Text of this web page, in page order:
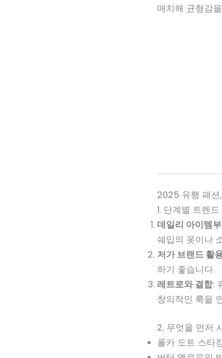
매치해 균형감
2025 유행 패
1. 단계별 트렌
데일리 아이템
쉐입의 옷이나
저가 브랜드 활
하기 좋습니다.
레트로와 결합:
창의적인 룩을
2. 무엇을 먼저
폴카 도트 스타